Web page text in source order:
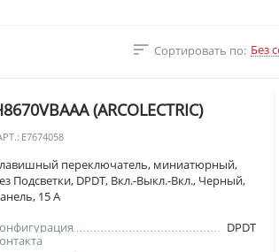
Сортировать по: Без
(ARCOLECTRIC)
E7674058
переключатель, миниатюрный,
Подсветки, DPDT, Вкл.-Выкл.-Вкл., Черный,
15 А
DPDT